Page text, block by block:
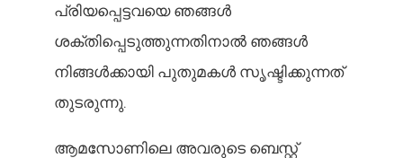
പ്രിയപ്പെട്ടവയെ ഞങ്ങൾ
ശക്തിപ്പെടുത്തുന്നതിനാൽ ഞങ്ങൾ
നിങ്ങൾക്കായി പുതുമകൾ സൃഷ്ടിക്കുന്നത്
തുടരുന്നു.
ആമസോണിലെ അവരുടെ ബെസ്റ്റ്